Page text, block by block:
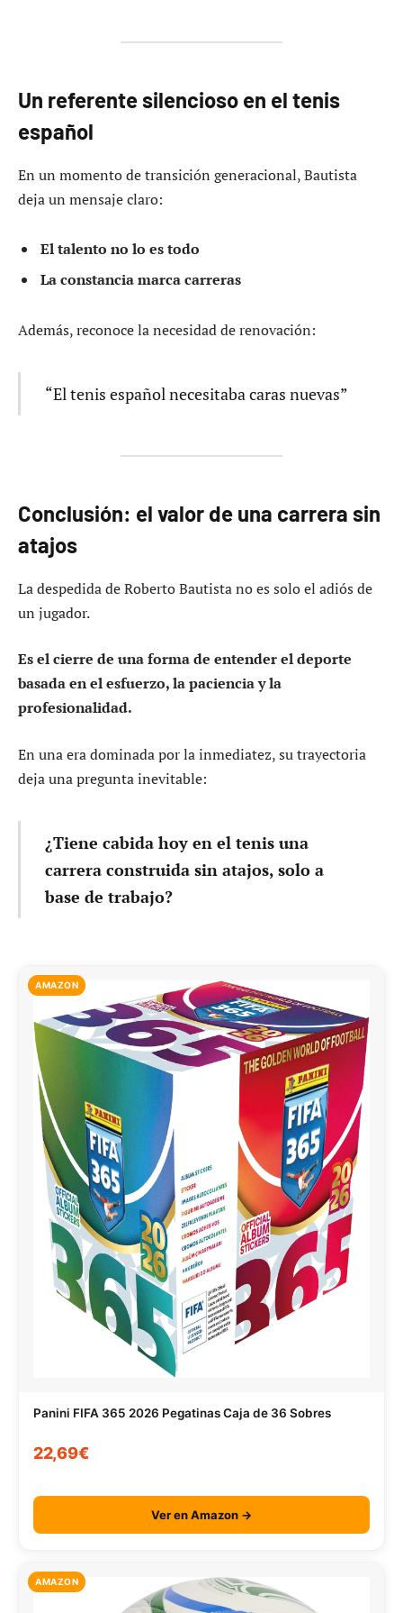
Un referente silencioso en el tenis
español
En un momento de transición generacional, Bautista
deja un mensaje claro:
El talento no lo es todo
La constancia marca carreras
Además, reconoce la necesidad de renovación:
“El tenis español necesitaba caras nuevas”
Conclusión: el valor de una carrera sin
atajos
La despedida de Roberto Bautista no es solo el adiós de
un jugador.
Es el cierre de una forma de entender el deporte
basada en el esfuerzo, la paciencia y la
profesionalidad.
En una era dominada por la inmediatez, su trayectoria
deja una pregunta inevitable:
¿Tiene cabida hoy en el tenis una
carrera construida sin atajos, solo a
base de trabajo?
AMAZON
Panini FIFA 365 2026 Pegatinas Caja de 36 Sobres
22,69€
Ver en Amazon →
AMAZON